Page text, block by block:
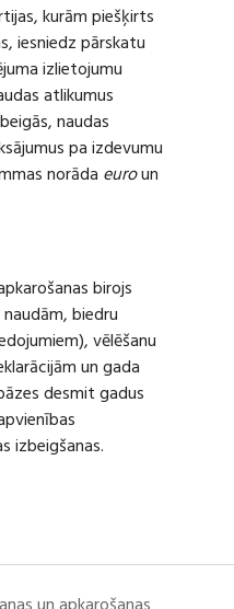
kurām piešķirts
iesniedz pārskatu
izlietojumu
atlikumus
naudas
pa izdevumu
norāda euroun
birojs
biedru
vēlēšanu
un gada
desmit gadus
izbeigšanas.